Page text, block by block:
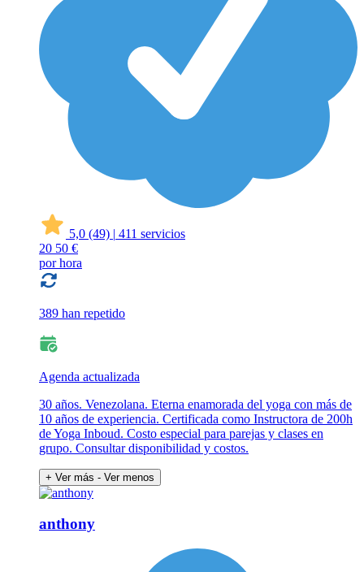
5,0 (49) | 411 servicios
20 50 €
por hora
389 han repetido
Agenda actualizada
30 años. Venezolana. Eterna enamorada del yoga con más de
10 años de experiencia. Certificada como Instructora de 200h
de Yoga Inboud. Costo especial para parejas y clases en
grupo. Consultar disponibilidad y costos.
+ Ver más - Ver menos
anthony